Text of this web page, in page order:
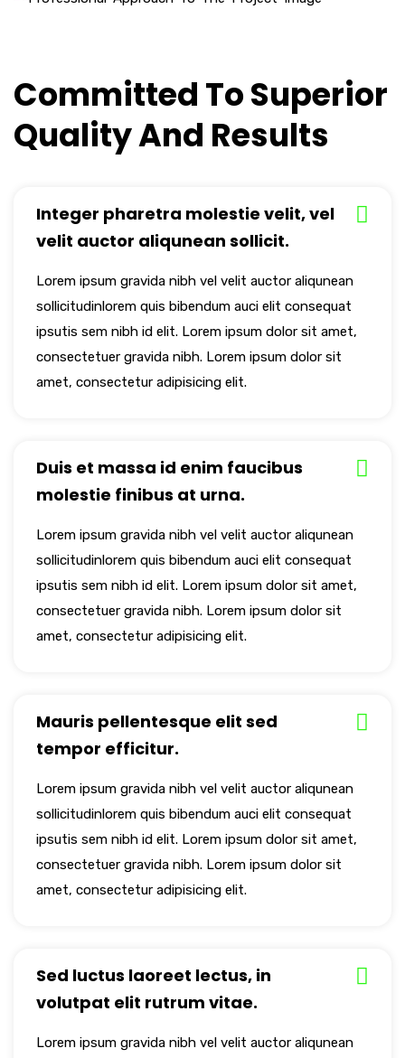
Committed To Superior
Quality And Results
Integer pharetra molestie velit, vel
velit auctor aliqunean sollicit.
Lorem ipsum gravida nibh vel velit auctor aliqunean
sollicitudinlorem quis bibendum auci elit consequat
ipsutis sem nibh id elit. Lorem ipsum dolor sit amet,
consectetuer gravida nibh. Lorem ipsum dolor sit
amet, consectetur adipisicing elit.
Duis et massa id enim faucibus
molestie finibus at urna.
Lorem ipsum gravida nibh vel velit auctor aliqunean
sollicitudinlorem quis bibendum auci elit consequat
ipsutis sem nibh id elit. Lorem ipsum dolor sit amet,
consectetuer gravida nibh. Lorem ipsum dolor sit
amet, consectetur adipisicing elit.
Mauris pellentesque elit sed
tempor efficitur.
Lorem ipsum gravida nibh vel velit auctor aliqunean
sollicitudinlorem quis bibendum auci elit consequat
ipsutis sem nibh id elit. Lorem ipsum dolor sit amet,
consectetuer gravida nibh. Lorem ipsum dolor sit
amet, consectetur adipisicing elit.
Sed luctus laoreet lectus, in
volutpat elit rutrum vitae.
Lorem ipsum gravida nibh vel velit auctor aliqunean